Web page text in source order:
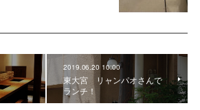
2019.06.20 10:00
東大宮 リャンパオさんで
ランチ！